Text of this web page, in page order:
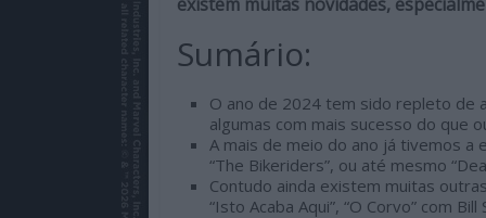
qualidade
com
cultura
Sumário:
O ano de 2024 tem sido repleto de
algumas com mais sucesso do que
A mais de meio do ano já tivemos a
“The Bikeriders”, ou até mesmo
Contudo ainda existem muitas
“Isto Acaba Aqui”, “O Corvo” com